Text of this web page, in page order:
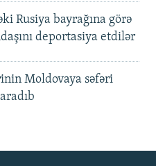
Rusiya bayrağına görə
deportasiya etdilər
Moldovaya səfəri